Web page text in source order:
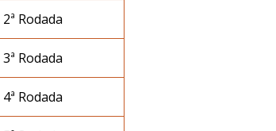
2ª Rodada
3ª Rodada
4ª Rodada